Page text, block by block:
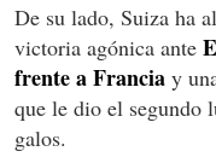
De su lado, Suiza ha
victoria agónica ante
frente a Francia y
que le dio el segundo
galos.